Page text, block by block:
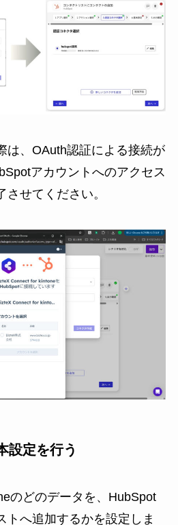
は、OAuth認証による接続が
アカウントへのアクセス
せてください。
設定を行う
のどのデータを、HubSpot
トへ追加するかを設定しま